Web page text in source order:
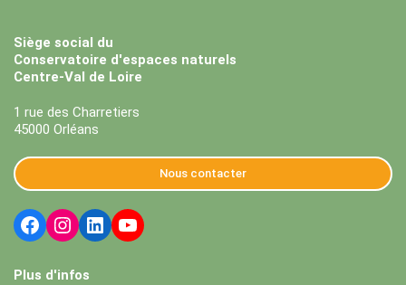
Siège social du
Conservatoire d'espaces naturels
Centre-Val de Loire
1 rue des Charretiers
45000 Orléans
Nous contacter
Plus d'infos